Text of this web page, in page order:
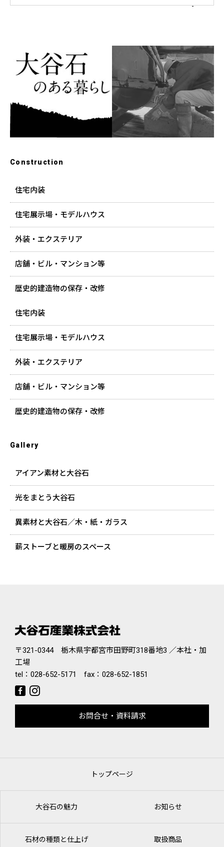
Construction
住宅内装
住宅展示場・モデルハウス
外装・エクステリア
店舗・ビル・マンション等
歴史的建造物の保存・改修
住宅内装
住宅展示場・モデルハウス
外装・エクステリア
店舗・ビル・マンション等
歴史的建造物の保存・改修
Gallery
アイアン素材と大谷石
光をまとう大谷石
異素材と大谷石／木・紙・ガラス
薪ストーブと暖房のスペース
〒321-0344 栃木県宇都宮市田野町318番地3 ／本社・加
工場
tel： 028-652-5171 fax：028-652-1851
お問合せ・資料請求
トップページ
大谷石の魅力 お知らせ
石材の種類と仕上げ 取扱商品